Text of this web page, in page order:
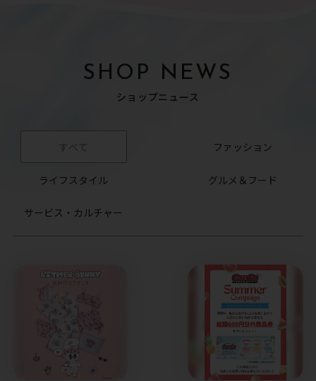
SHOP NEWS
ショップニュース
すべて ファッション
ライフスタイル グルメ＆フード
サービス・カルチャー